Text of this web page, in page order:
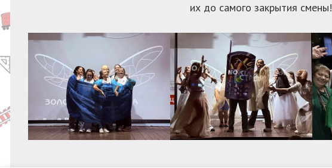
их до самого закрытия смены!